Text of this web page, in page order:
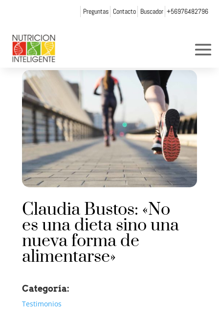
Preguntas Contacto Buscador +56976482796
Claudia Bustos: «No
es una dieta sino una
nueva forma de
alimentarse»
Categoría:
Testimonios